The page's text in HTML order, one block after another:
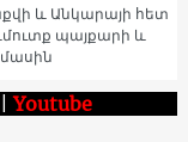
և Անկարայի հետ
պայքարի և
|Youtube